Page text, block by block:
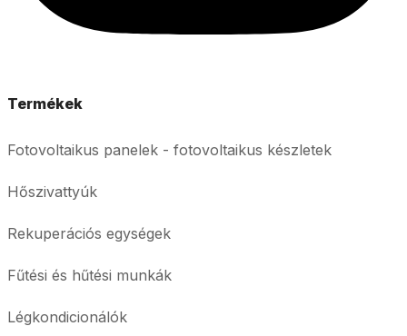
Termékek
Fotovoltaikus panelek - fotovoltaikus készletek
Hőszivattyúk
Rekuperációs egységek
Fűtési és hűtési munkák
Légkondicionálók